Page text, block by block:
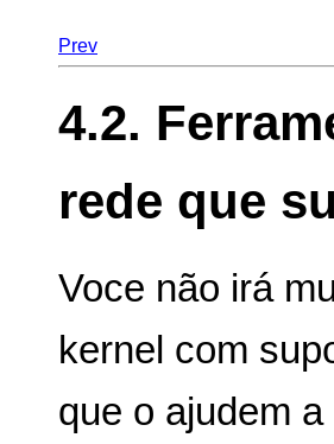
Prev
4.2.
rede que
Voce não irá
kernel com
que o ajudem